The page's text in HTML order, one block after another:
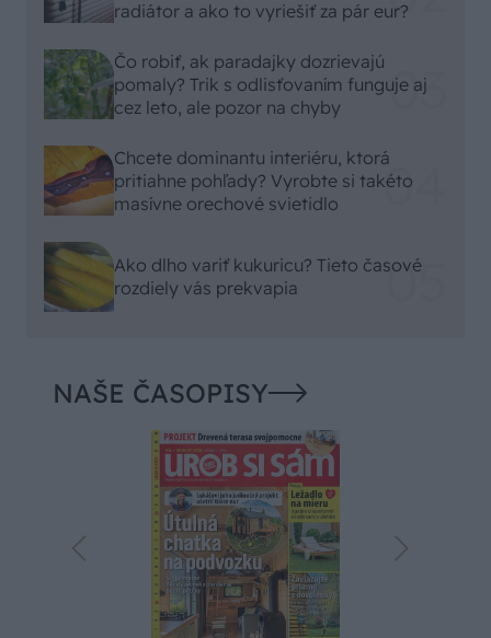
radiátor a ako to vyriešiť za pár eur?
Čo robiť, ak paradajky dozrievajú
pomaly? Trik s odlisťovaním funguje aj
cez leto, ale pozor na chyby
Chcete dominantu interiéru, ktorá
pritiahne pohľady? Vyrobte si takéto
masívne orechové svietidlo
Ako dlho variť kukuricu? Tieto časové
rozdiely vás prekvapia
NAŠE ČASOPISY